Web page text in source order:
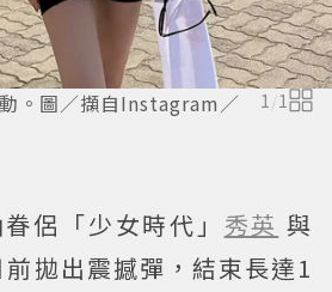
。圖／擷自Instagram／
1/1
侶「少女時代」 秀英 與
前拋出震撼彈，結束長達1